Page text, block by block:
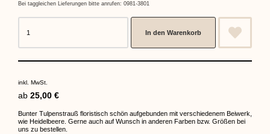
Bei taggleichen Lieferungen bitte anrufen: 0981-3801
In den Warenkorb
inkl. MwSt.
ab 25,00 €
Bunter Tulpenstrauß floristisch schön aufgebunden mit verschiedenem Beiwerk,
wie Heidelbeere. Gerne auch auf Wunsch in anderen Farben bzw. Größen bei
uns zu bestellen.